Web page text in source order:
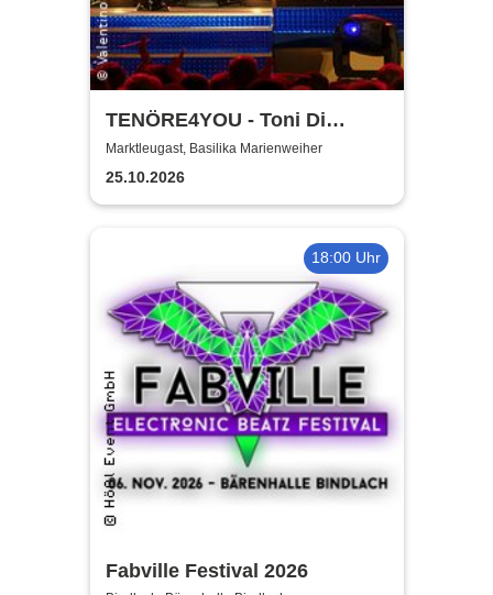
TENÖRE4YOU - Toni Di
Napoli & Pietro Pato
Marktleugast, Basilika Marienweiher
25.10.2026
18:00 Uhr
Fabville Festival 2026